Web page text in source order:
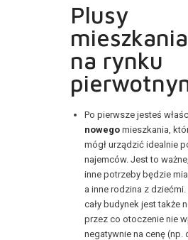
Plusy
mieszkania
na rynku
Po pierwsze jesteś
nowegomieszkania,
mógł urządzić idealnie
najemców. Jest to
inne potrzeby będzie
a inne rodzina z
cały budynek jest także
przez co otoczenie nie
negatywnie na cenę (np.